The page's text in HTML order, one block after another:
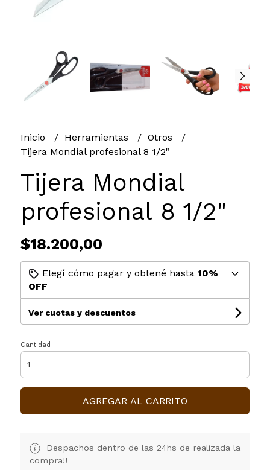
Inicio Herramientas
Otros
Tijera Mondial profesional 8 1/2"
Tijera Mondial
profesional 8 1/2"
$18.200,00
Elegí cómo pagar y obtené hasta 10%
OFF
Ver cuotas y descuentos
Cantidad
AGREGAR AL CARRITO
Despachos dentro de las 24hs de realizada la
compra!!